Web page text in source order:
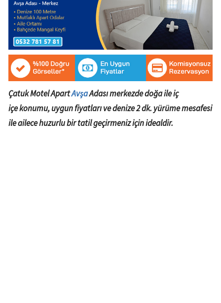
ÇatukMotelApartAvşaAdası merkezde doğa ile iç
içekonumu, uygun fiyatları ve denize 2 dk. yürüme mesafesi
ile ailece huzurlu bir tatil geçirmeniz için idealdir.